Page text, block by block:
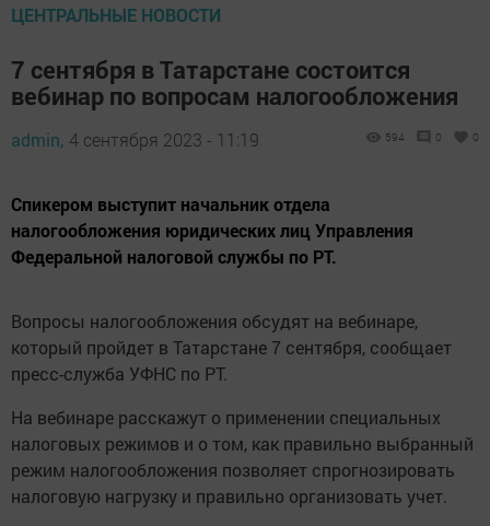
ЦЕНТРАЛЬНЫЕ НОВОСТИ
7 сентября в Татарстане состоится
вебинар по вопросам налогообложения
admin, 4 сентября 2023 - 11:19 594 0 0
Спикером выступит начальник отдела
налогообложения юридических лиц Управления
Федеральной налоговой службы по РТ.
Вопросы налогообложения обсудят на вебинаре,
который пройдет в Татарстане 7 сентября, сообщает
пресс-служба УФНС по РТ.
На вебинаре расскажут о применении специальных
налоговых режимов и о том, как правильно выбранный
режим налогообложения позволяет спрогнозировать
налоговую нагрузку и правильно организовать учет.